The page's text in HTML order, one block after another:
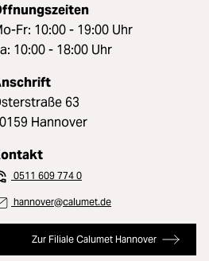
Fr: 10:00 - 19:00 Uhr
10:00 - 18:00 Uhr
63
Hannover
0511 609 774 0
hannover@calumet.de
Zur Filiale Calumet Hannover